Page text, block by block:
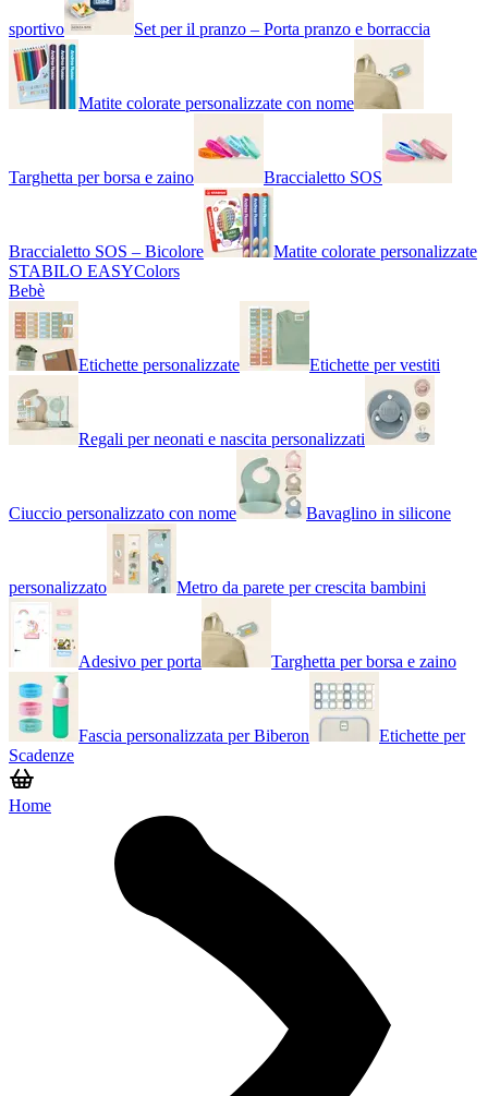
sportivo Set per il pranzo – Porta pranzo e borraccia
Matite colorate personalizzate con nome
Targhetta per borsa e zaino Braccialetto SOS
Braccialetto SOS – Bicolore
Matite colorate personalizzate
STABILO EASYColors
Bebè
Etichette personalizzate Etichette per vestiti
Regali per neonati e nascita personalizzati
Ciuccio personalizzato con nome Bavaglino in silicone
personalizzato Metro da parete per crescita bambini
Adesivo per porta Targhetta per borsa e zaino
Fascia personalizzata per Biberon
Etichette per
Scadenze
Home